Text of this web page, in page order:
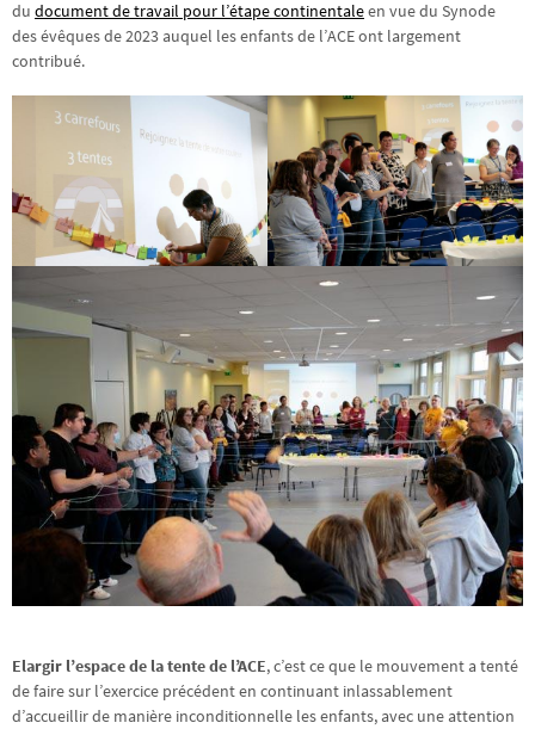
du document de travail pour l’étape continentaleen vue du Synode
des évêques de 2023 auquel les enfants de l’ACE ont largement
contribué.
Elargir l’espace de la tente de l’ACE, c’est ce que le mouvement a tenté
de faire sur l’exercice précédent en continuant inlassablement
d’accueillir de manière inconditionnelle les enfants, avec une attention